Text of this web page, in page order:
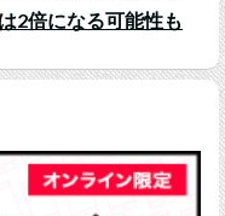
2倍になる可能性も